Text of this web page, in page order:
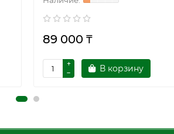
89 000 ₸
В корзину